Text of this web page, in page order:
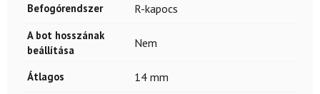
Befogórendszer R-kapocs
A bot hosszának
beállítása
Nem
Átlagos 14 mm